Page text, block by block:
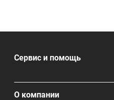
Сервис и помощь
О компании